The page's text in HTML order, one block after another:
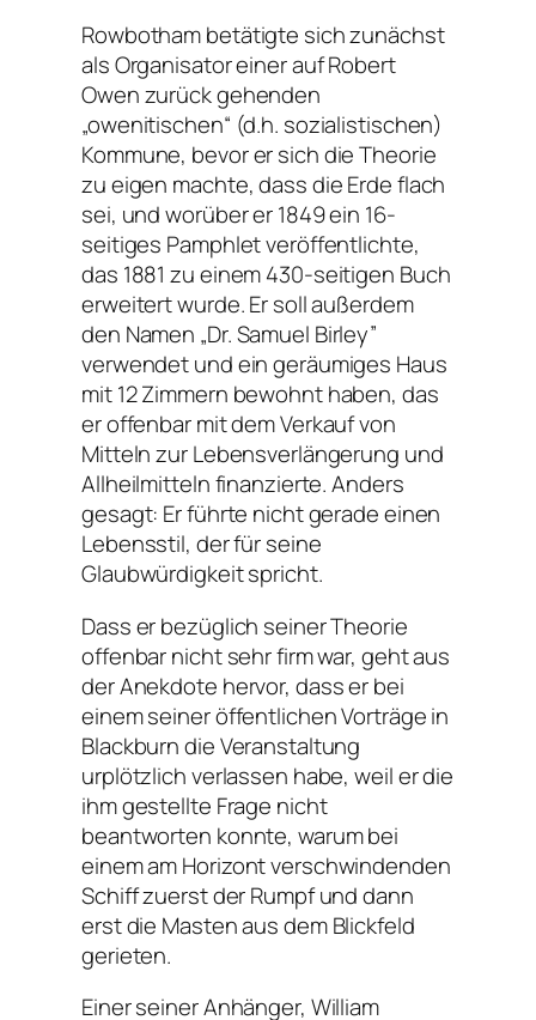
Rowbotham betätigte sich zunächst
als Organisator einer auf Robert
Owen zurück gehenden
„owenitischen“ (d.h. sozialistischen)
Kommune, bevor er sich die Theorie
zu eigen machte, dass die Erde flach
sei, und worüber er 1849 ein 16-
seitiges Pamphlet veröffentlichte,
das 1881 zu einem 430-seitigen Buch
erweitert wurde. Er soll außerdem
den Namen „Dr. Samuel Birley”
verwendet und ein geräumiges Haus
mit 12 Zimmern bewohnt haben, das
er offenbar mit dem Verkauf von
Mitteln zur Lebensverlängerung und
Allheilmitteln finanzierte. Anders
gesagt: Er führte nicht gerade einen
Lebensstil, der für seine
Glaubwürdigkeit spricht.
Dass er bezüglich seiner Theorie
offenbar nicht sehr firm war, geht aus
der Anekdote hervor, dass er bei
einem seiner öffentlichen Vorträge in
Blackburn die Veranstaltung
urplötzlich verlassen habe, weil er die
ihm gestellte Frage nicht
beantworten konnte, warum bei
einem am Horizont verschwindenden
Schiff zuerst der Rumpf und dann
erst die Masten aus dem Blickfeld
gerieten.
Einer seiner Anhänger, William